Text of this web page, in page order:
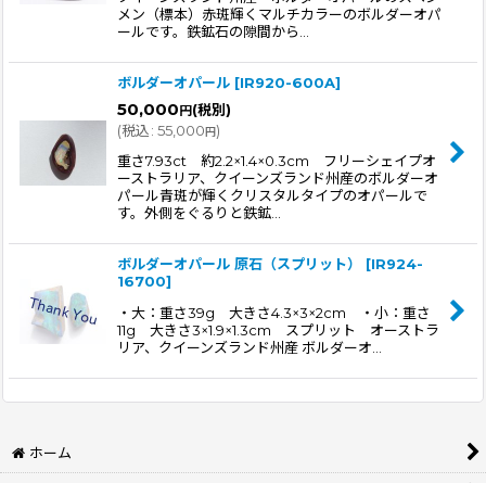
メン（標本）赤斑輝くマルチカラーのボルダーオパ
ールです。鉄鉱石の隙間から…
ボルダーオパール [IR920-600A]
50,000 円 (税別)
(税込: 55,000円)
重さ7.93ct 約2.2×1.4×0.3cm フリーシェイプオ
ーストラリア、クイーンズランド州産のボルダーオ
パール青斑が輝くクリスタルタイプのオパールで
す。外側をぐるりと鉄鉱…
ボルダーオパール 原石（スプリット） [IR924-
16700]
・大：重さ39g 大きさ4.3×3×2cm ・小：重さ
11g 大きさ3×1.9×1.3cm スプリット オーストラ
リア、クイーンズランド州産 ボルダーオ…
ホーム